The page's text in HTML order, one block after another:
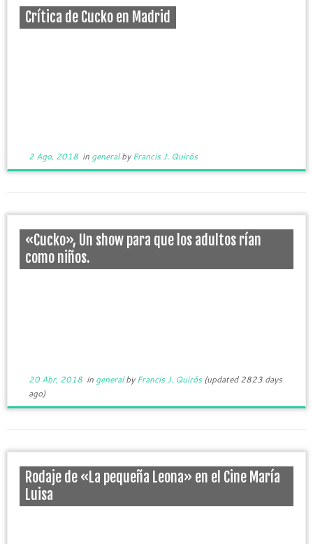
Crítica de Cucko en Madrid
2 Ago, 2018in generalbyFrancis J. Quirós
«Cucko», Un show para que los adultos rían
como niños.
20 Abr, 2018in generalbyFrancis J. Quirós(updated 2823 days
ago)
Rodaje de «La pequeña Leona» en el Cine María
Luisa